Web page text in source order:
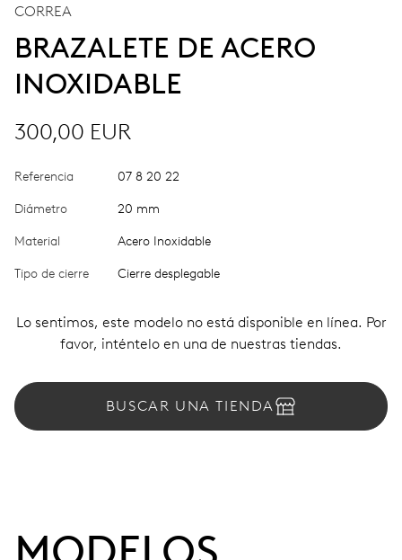
CORREA
BRAZALETE DE ACERO
INOXIDABLE
300,00 EUR
Referencia 07 8 20 22
Diámetro 20 mm
Material Acero Inoxidable
Tipo de cierre Cierre desplegable
Lo sentimos, este modelo no está disponible en línea. Por
favor, inténtelo en una de nuestras tiendas.
BUSCAR UNA TIENDA